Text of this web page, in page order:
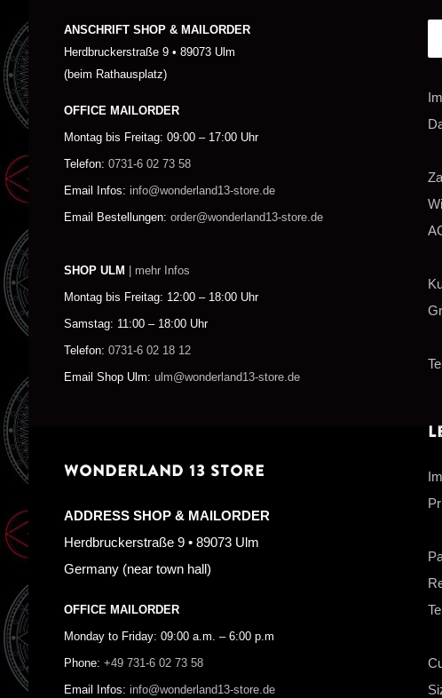
ANSCHRIFT SHOP & MAILORDER
Herdbruckerstraße 9 • 89073 Ulm
(beim Rathausplatz)
OFFICE MAILORDER
Montag bis Freitag: 09:00 – 17:00 Uhr
Telefon: 0731-6 02 73 58
Email Infos: info@wonderland13-store.de
Email Bestellungen: order@wonderland13-store.de
SHOP ULM | mehr Infos
Montag bis Freitag: 12:00 – 18:00 Uhr
Samstag: 11:00 – 18:00 Uhr
Telefon: 0731-6 02 18 12
Email Shop Ulm: ulm@wonderland13-store.de
WONDERLAND 13 STORE
ADDRESS SHOP & MAILORDER
Herdbruckerstraße 9 • 89073 Ulm
Germany (near town hall)
OFFICE MAILORDER
Monday to Friday: 09:00 a.m. – 6:00 p.m
Phone: +49 731-6 02 73 58
Email Infos: info@wonderland13-store.de